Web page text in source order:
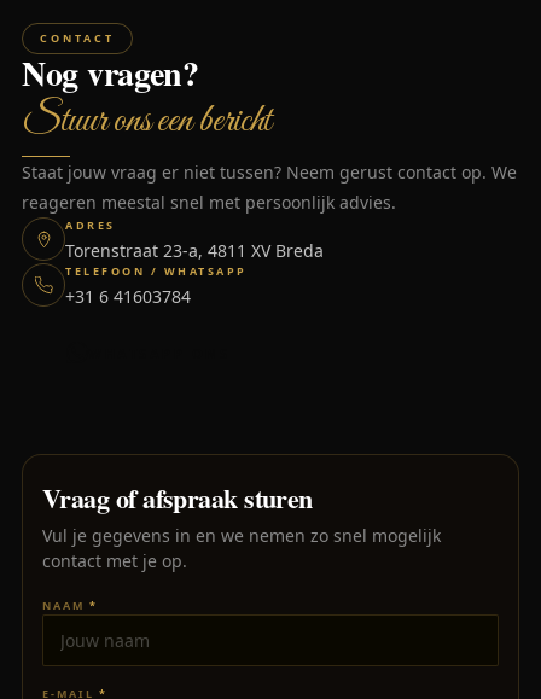
CONTACT
Nog vragen?
Stuur ons een bericht
Staat jouw vraag er niet tussen? Neem gerust contact op. We
reageren meestal snel met persoonlijk advies.
ADRES
Torenstraat 23-a, 4811 XV Breda
TELEFOON / WHATSAPP
+31 6 41603784
Vraag of afspraak sturen
Vul je gegevens in en we nemen zo snel mogelijk
contact met je op.
NAAM *
E-MAIL *